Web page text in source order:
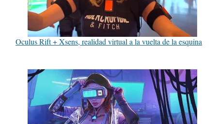
Oculus Rift + Xsens, realidad virtual a la vuelta de la esquina